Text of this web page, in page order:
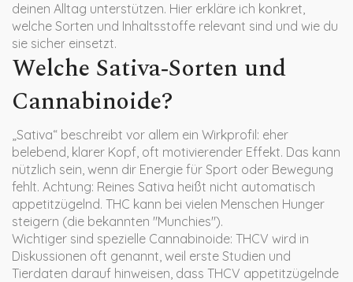
deinen Alltag unterstützen. Hier erkläre ich konkret,
welche Sorten und Inhaltsstoffe relevant sind und wie du
sie sicher einsetzt.
Welche Sativa‑Sorten und
Cannabinoide?
„Sativa“ beschreibt vor allem ein Wirkprofil: eher
belebend, klarer Kopf, oft motivierender Effekt. Das kann
nützlich sein, wenn dir Energie für Sport oder Bewegung
fehlt. Achtung: Reines Sativa heißt nicht automatisch
appetitzügelnd. THC kann bei vielen Menschen Hunger
steigern (die bekannten "Munchies").
Wichtiger sind spezielle Cannabinoide: THCV wird in
Diskussionen oft genannt, weil erste Studien und
Tierdaten darauf hinweisen, dass THCV appetitzügelnde